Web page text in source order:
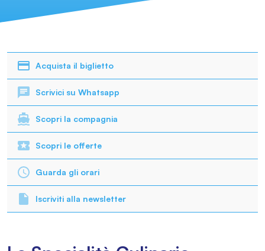
Acquista il biglietto
Scrivici su Whatsapp
Scopri la compagnia
Scopri le offerte
Guarda gli orari
Iscriviti alla newsletter